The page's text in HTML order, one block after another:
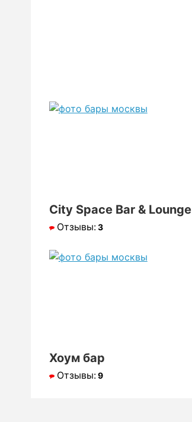
City Space Bar & Lounge
Отзывы:3
Хоум бар
Отзывы:9